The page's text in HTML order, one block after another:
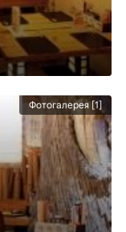
Фотогалерея [1]